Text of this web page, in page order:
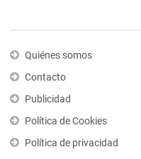
Quiénes somos
Contacto
Publicidad
Política de Cookies
Política de privacidad